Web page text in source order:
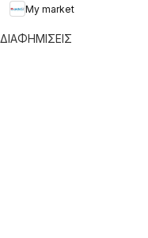
My market
ΔΙΑΦΗΜΙΣΕΙΣ